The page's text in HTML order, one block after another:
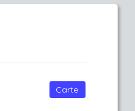
Carte